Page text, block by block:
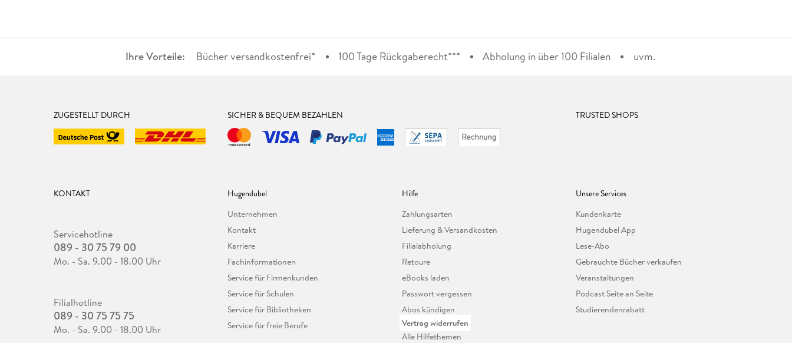
Ihre Vorteile: Bücher versandkostenfrei* 100 Tage Rückgaberecht*** Abholung in über 100 Filialen uvm.
ZUGESTELLT DURCH SICHER & BEQUEM BEZAHLEN TRUSTED SHOPS
KONTAKT
Servicehotline
089 - 30 75 79 00
Mo. - Sa. 9.00 - 18.00 Uhr
Filialhotline
089 - 30 75 75 75
Mo. - Sa. 9.00 - 18.00 Uhr
Hugendubel
Unternehmen
Kontakt
Karriere
Fachinformationen
Service für Firmenkunden
Service für Schulen
Service für Bibliotheken
Service für freie Berufe
Hilfe
Zahlungsarten
Lieferung & Versandkosten
Filialabholung
Retoure
eBooks laden
Passwort vergessen
Abos kündigen
Vertrag widerrufen
Alle Hilfethemen
Unsere Services
Kundenkarte
Hugendubel App
Lese-Abo
Gebrauchte Bücher verkaufen
Veranstaltungen
Podcast Seite an Seite
Studierendenrabatt